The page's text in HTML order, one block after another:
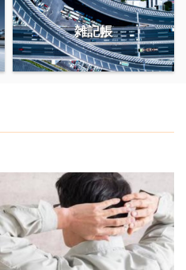
雑記帳